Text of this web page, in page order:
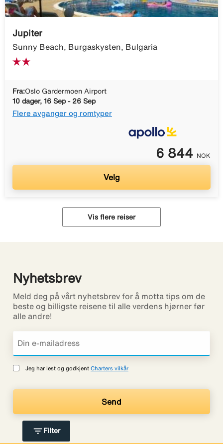
filter_list Filter
Jupiter
Sunny Beach, Burgaskysten, Bulgaria
Fra:Oslo Gardermoen Airport
10 dager, 16 Sep - 26 Sep
Flere avganger og romtyper
6 844 NOK
Velg
Vis flere reiser
Nyhetsbrev
Meld deg på vårt nyhetsbrev for å motta tips om de
beste og billigste reisene til alle verdens hjørner før
alle andre!
Jeg har lest og godkjent Charters vilkår